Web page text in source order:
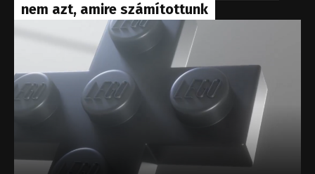
nem azt, amire számítottunk